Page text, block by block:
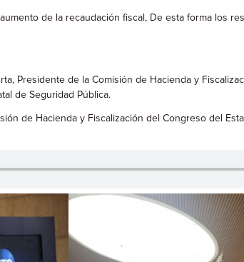
de la recaudación fiscal, De esta forma los
Presidente de la Comisión de Hacienda y
de Seguridad Pública.
de Hacienda y Fiscalización del Congreso del